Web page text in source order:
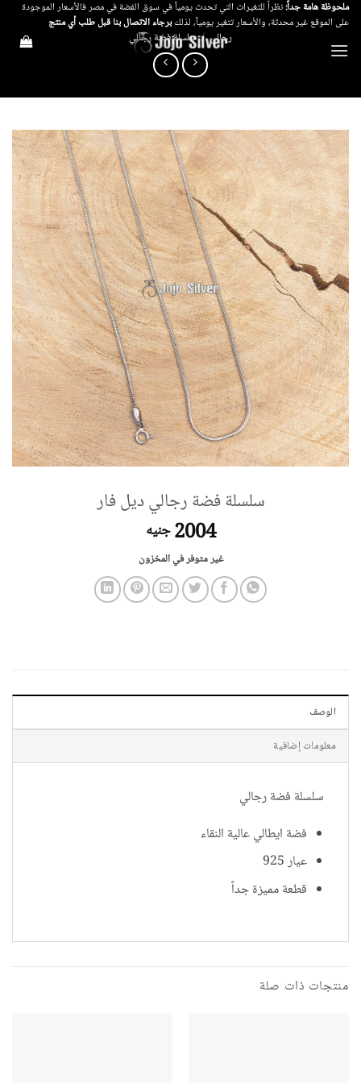
تخطي
للمحتوى
ملحوظة هامة جداً:نظراً للتغيرات التي تحدث يومياً في سوق الفضة في مصر فالأسعار الموجودة
على الموقع غير محدثة، والأسعار تتغير يومياً، لذلكبرجاء الاتصال بنا قبل طلب أي منتج
رجالي / سلسلة فضة رجالي
سلسلة فضة رجالي ديل فار
2004 جنيه
غير متوفر في المخزون
الوصف
معلومات إضافية
سلسلة فضة رجالي
فضة ايطالي عالية النقاء
عيار 925
قطعة مميزة جداً
منتجات ذات صلة